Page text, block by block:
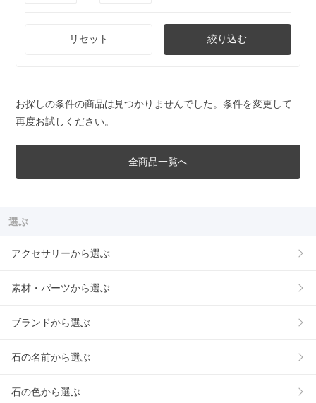
リセット 絞り込む
お探しの条件の商品は見つかりませんでした。条件を変更して
再度お試しください。
全商品一覧へ
選ぶ
アクセサリーから選ぶ
素材・パーツから選ぶ
ブランドから選ぶ
石の名前から選ぶ
石の色から選ぶ